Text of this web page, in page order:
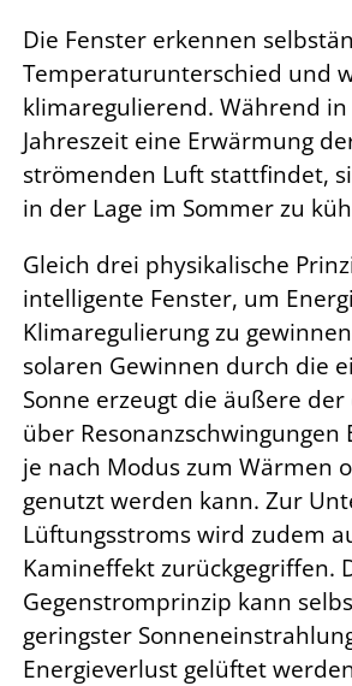
Die Fenster erkennen
Temperaturunterschied und
klimaregulierend. Während
Jahreszeit eine Erwärmung
strömenden Luft stattfindet,
in der Lage im Sommer zu
Gleich drei physikalische
intelligente Fenster, um
Klimaregulierung zu
solaren Gewinnen durch die
Sonne erzeugt die äußere
über Resonanzschwingungen
je nach Modus zum Wärmen
genutzt werden kann. Zur
Lüftungsstroms wird zudem
Kamineffekt zurückgegriffen.
Gegenstromprinzip kann
geringster
Energieverlust gelüftet